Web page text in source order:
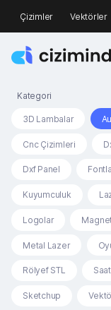
Çizimler Vektörler
Kategori
3D Lambalar
Cnc Çizimleri
Dxf Panel
Kuyumculuk
Logolar
Metal Lazer
Rölyef STL Saat
Sketchup